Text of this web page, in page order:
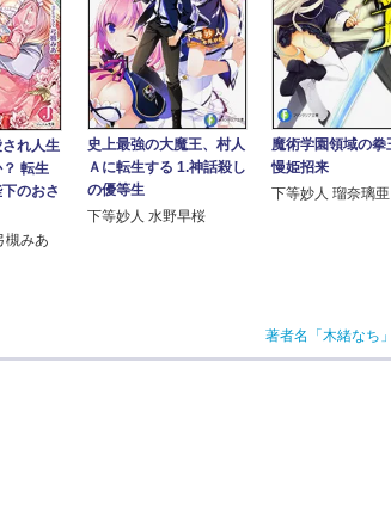
れ人生
転生
のおさ
槻みあ
史上最強の大魔王、村人
Ａに転生する 1.神話殺し
の優等生
下等妙人 水野早桜
魔術学園領域の拳
慢姫招来
下等妙人 瑠奈璃亜
著者名「木緒なち